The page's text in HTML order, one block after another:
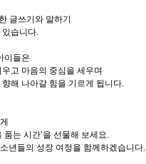
글쓰기와 말하기
있습니다.
이들은
고 마음의 중심을 세우며
해 나아갈 힘을 기르게 됩니다.
품는 시간’을 선물해 보세요.
년들의 성장 여정을 함께하겠습니다.